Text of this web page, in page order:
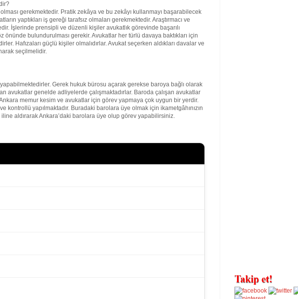
gerekmektedir. Pratik zekâya ve bu zekâyı kullanmayı başarabilecek
yaptıkları iş gereği tarafsız olmaları gerekmektedir. Araştırmacı ve
İşlerinde prensipli ve düzenli kişiler avukatlık görevinde başarılı
bulundurulması gerekir. Avukatlar her türlü davaya baktıkları için
Hafızaları güçlü kişiler olmalıdırlar. Avukat seçerken aldıkları davalar ve
seçilmelidir.
Gerek hukuk bürosu açarak gerekse baroya bağlı olarak
avukatlar genelde adliyelerde çalışmaktadırlar. Baroda çalışan avukatlar
memur kesim ve avukatlar için görev yapmaya çok uygun bir yerdir.
kontrollü yapılmaktadır. Buradaki barolara üye olmak için ikametgâhınızın
iline aldırarak Ankara’daki barolara üye olup görev yapabilirsiniz.